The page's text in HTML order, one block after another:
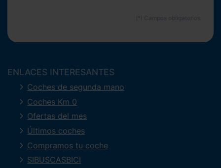
ENLACES INTERESANTES
Coches de segunda mano
Coches Km 0
Ofertas del mes
Últimos coches
Compramos tu coche
SIBUSCASBICI